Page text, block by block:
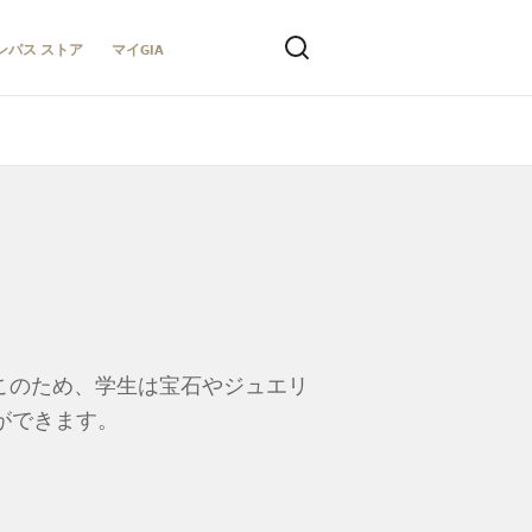
パス ストア マイGIA
ため、学生は宝石やジュエリ
きます。